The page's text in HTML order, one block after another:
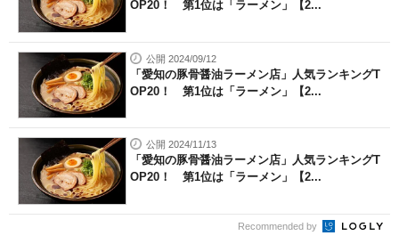
OP20！ 第1位は「ラーメン」【2...
公開 2024/09/12
「愛知の豚骨醤油ラーメン店」人気ランキングT
OP20！ 第1位は「ラーメン」【2...
公開 2024/11/13
「愛知の豚骨醤油ラーメン店」人気ランキングT
OP20！ 第1位は「ラーメン」【2...
Recommended by